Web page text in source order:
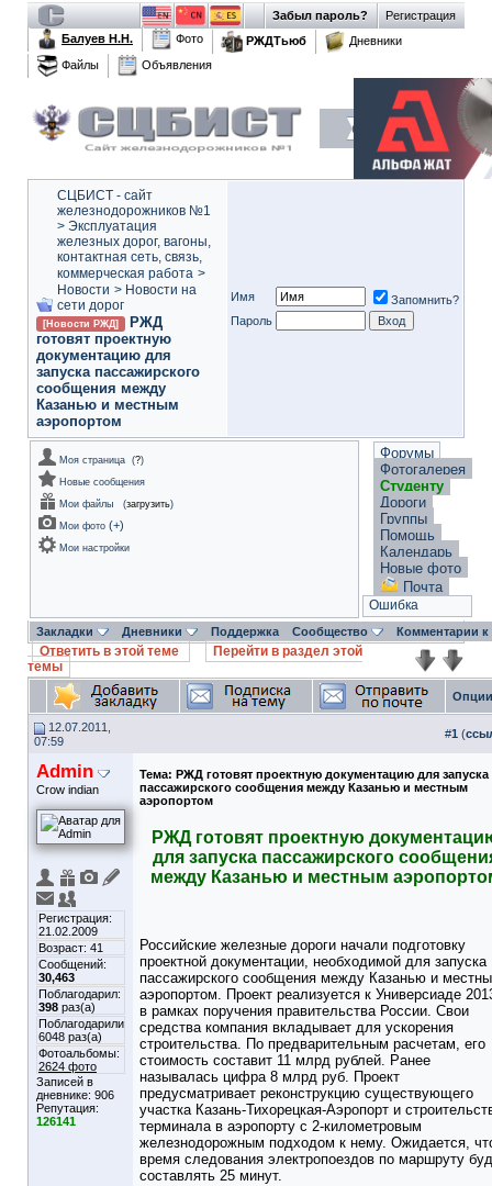
Регистрация
Забыл пароль?
Балуев Н.Н.
Фото РЖДТьюб
Дневники
Файлы
Объявления
СЦБИСТ - сайт
железнодорожников №1
> Эксплуатация
железных дорог, вагоны,
контактная сеть, связь,
коммерческая работа >
Новости > Новости на
сети дорог
[Новости РЖД]
РЖД
готовят проектную
документацию для
запуска пассажирского
сообщения между
Казанью и местным
аэропортом
Имя
Запомнить?
Пароль
Моя страница (?)
Новые сообщения
Мои файлы
(загрузить)
Мои фото (+)
Мои настройки
Форумы
Фотогалерея
Студенту
Дороги
Группы
Помощь
Календарь
Новые фото
Почта
Ошибка
Закладки Дневники Поддержка Сообщество Комментарии
Ответить в этой теме
Перейти в раздел этой
темы
12.07.2011,
07:59
#1 (
Admin
Crow indian
Регистрация:
21.02.2009
Возраст: 41
Сообщений:
30,463
Поблагодарил:
398 раз(а)
Поблагодарили
6048 раз(а)
Фотоальбомы:
2624 фото
Записей в
дневнике: 906
Репутация:
126141
Тема: РЖД готовят проектную документацию для запуска
пассажирского сообщения между Казанью и местным
аэропортом
РЖД готовят проектную
для запуска пассажирского
между Казанью и местным
Российские железные дороги начали подготовку
проектной документации, необходимой для запуска
пассажирского сообщения между Казанью и
аэропортом. Проект реализуется к Универсиаде
в рамках поручения правительства России. Свои
средства компания вкладывает для ускорения
строительства. По предварительным расчетам, его
стоимость составит 11 млрд рублей. Ранее
называлась цифра 8 млрд руб. Проект
предусматривает реконструкцию существующего
участка Казань-Тихорецкая-Аэропорт и
терминала в аэропорту с 2-километровым
железнодорожным подходом к нему. Ожидается,
время следования электропоездов по маршруту
составлять 25 минут.